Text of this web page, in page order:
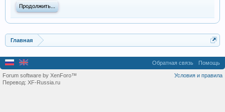
Продолжить...
Главная
Обратная связь Помощь
Условия и правила
Forum software by XenForo™
Перевод: XF-Russia.ru